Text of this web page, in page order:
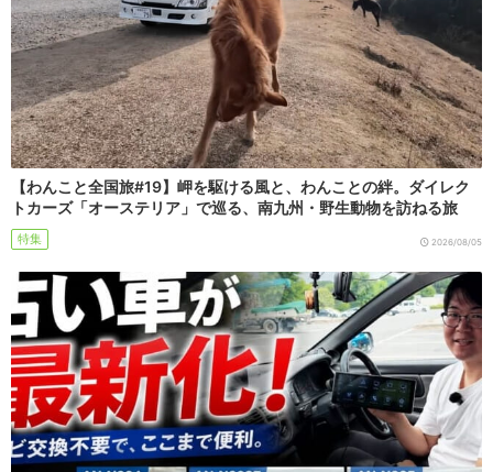
【わんこと全国旅#19】岬を駆ける風と、わんことの絆。ダイレク
トカーズ「オーステリア」で巡る、南九州・野生動物を訪ねる旅
特集 2026/08/05